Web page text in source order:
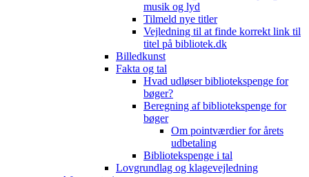
musik og lyd
Tilmeld nye titler
Vejledning til at finde korrekt link til
titel på bibliotek.dk
Billedkunst
Fakta og tal
Hvad udløser bibliotekspenge for
bøger?
Beregning af bibliotekspenge for
bøger
Om pointværdier for årets
udbetaling
Bibliotekspenge i tal
Lovgrundlag og klagevejledning